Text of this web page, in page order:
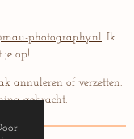
photography.nl. Ik
je op!
annuleren of verzetten.
gebracht.